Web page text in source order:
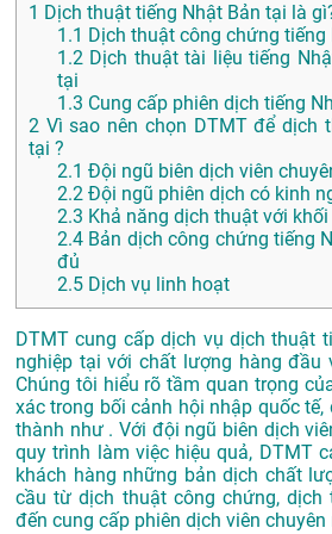
1 Dịch thuật tiếng Nhật Bản tại là
1.1 Dịch thuật công chứng tiếng
1.2 Dịch thuật tài liệu tiếng
tại
1.3 Cung cấp phiên dịch tiếng
2 Vì sao nên chọn DTMT để dịch
tại ?
2.1 Đội ngũ biên dịch viên
2.2 Đội ngũ phiên dịch có kinh
2.3 Khả năng dịch thuật với
2.4 Bản dịch công chứng tiếng
đủ
2.5 Dịch vụ linh hoạt
DTMT cung cấp dịch vụ dịch thuật
nghiệp tại với chất lượng hàng đầu
Chúng tôi hiểu rõ tầm quan trọng
xác trong bối cảnh hội nhập quốc
thành như . Với đội ngũ biên dịch
quy trình làm việc hiệu quả, DTMT
khách hàng những bản dịch chất
cầu từ dịch thuật công chứng, dịch
đến cung cấp phiên dịch viên chuyên